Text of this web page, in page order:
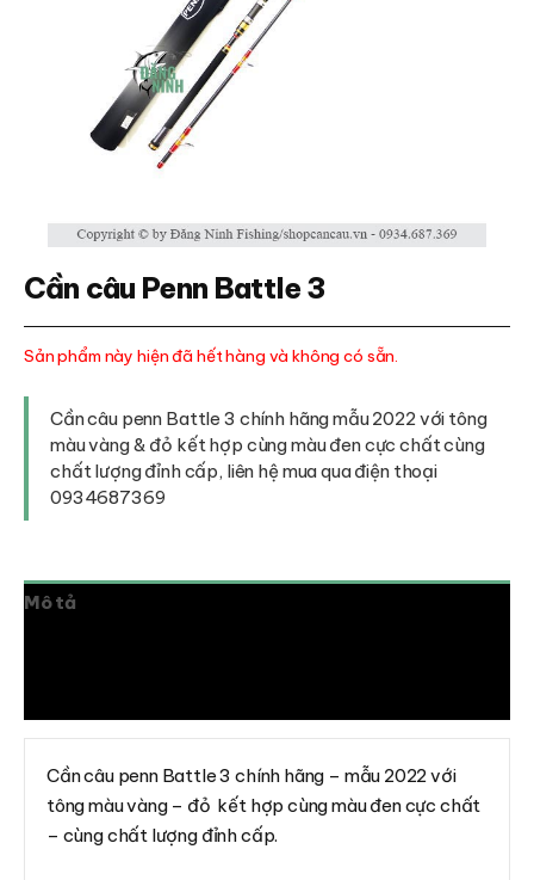
Cần câu Penn Battle 3
Sản phẩm này hiện đã hết hàng và không có sẵn.
Cần câu penn Battle 3 chính hãng mẫu 2022 với tông
màu vàng & đỏ kết hợp cùng màu đen cực chất cùng
chất lượng đỉnh cấp, liên hệ mua qua điện thoại
0934687369
Mô tả
Cần câu penn Battle 3 chính hãng – mẫu 2022 với
tông màu vàng – đỏ kết hợp cùng màu đen cực chất
– cùng chất lượng đỉnh cấp.